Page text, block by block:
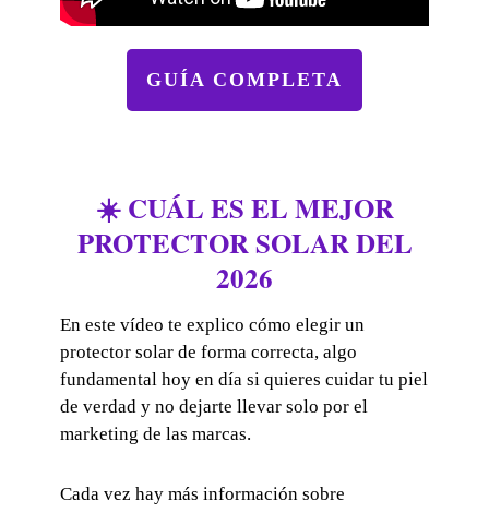
GUÍA COMPLETA
☀️ CUÁL ES EL MEJOR
PROTECTOR SOLAR DEL
2026
En este vídeo te explico cómo elegir un
protector solar de forma correcta, algo
fundamental hoy en día si quieres cuidar tu piel
de verdad y no dejarte llevar solo por el
marketing de las marcas.
Cada vez hay más información sobre